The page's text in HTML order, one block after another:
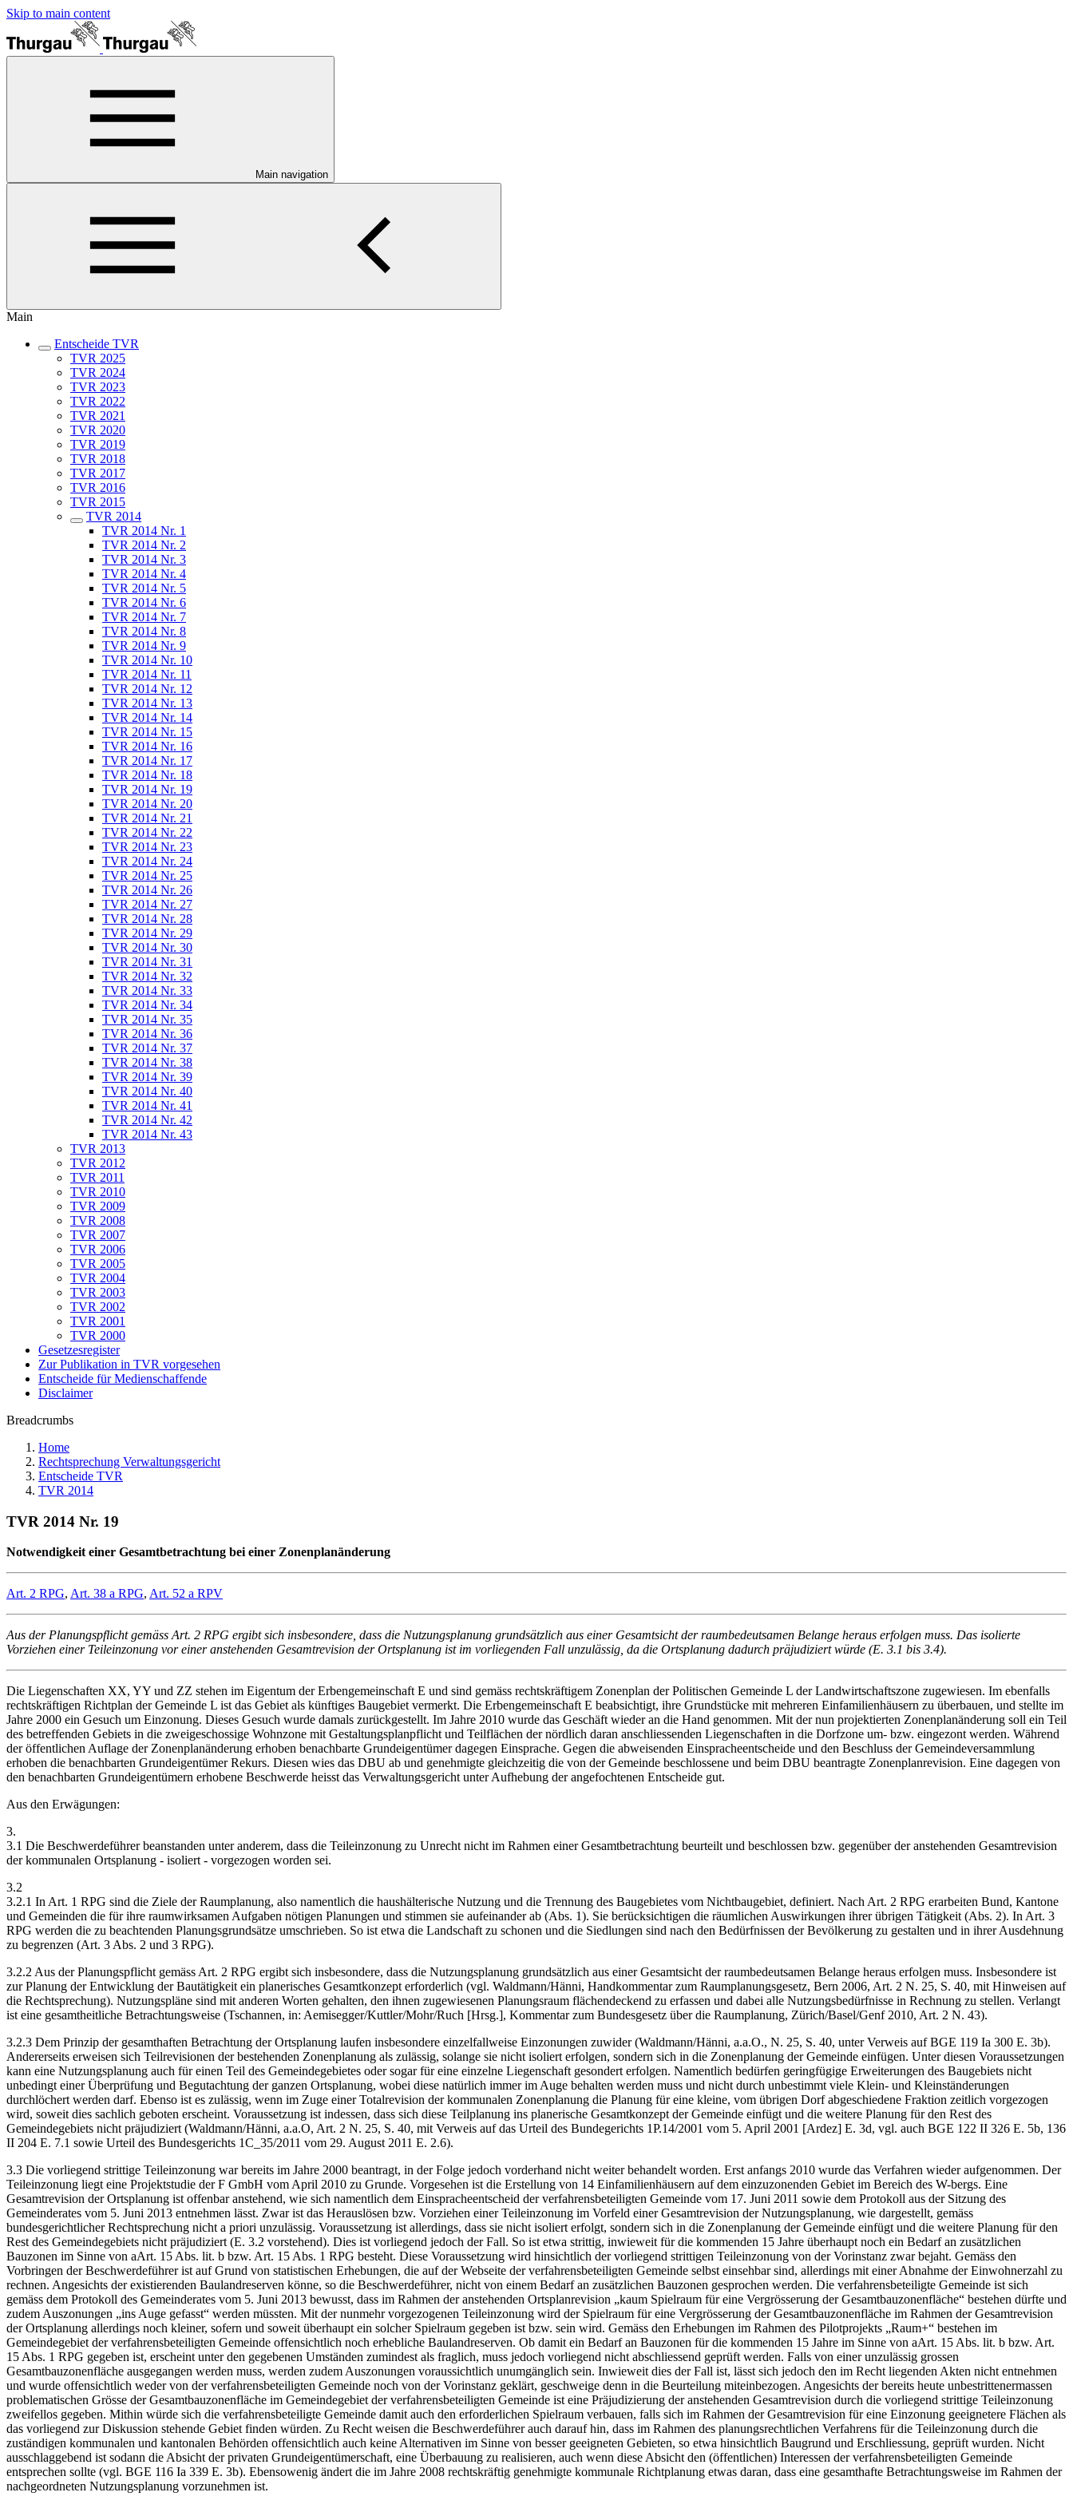
Skip to main content
Main navigation
Main
Entscheide TVR
TVR 2025
TVR 2024
TVR 2023
TVR 2022
TVR 2021
TVR 2020
TVR 2019
TVR 2018
TVR 2017
TVR 2016
TVR 2015
TVR 2014
TVR 2014 Nr. 1
TVR 2014 Nr. 2
TVR 2014 Nr. 3
TVR 2014 Nr. 4
TVR 2014 Nr. 5
TVR 2014 Nr. 6
TVR 2014 Nr. 7
TVR 2014 Nr. 8
TVR 2014 Nr. 9
TVR 2014 Nr. 10
TVR 2014 Nr. 11
TVR 2014 Nr. 12
TVR 2014 Nr. 13
TVR 2014 Nr. 14
TVR 2014 Nr. 15
TVR 2014 Nr. 16
TVR 2014 Nr. 17
TVR 2014 Nr. 18
TVR 2014 Nr. 19
TVR 2014 Nr. 20
TVR 2014 Nr. 21
TVR 2014 Nr. 22
TVR 2014 Nr. 23
TVR 2014 Nr. 24
TVR 2014 Nr. 25
TVR 2014 Nr. 26
TVR 2014 Nr. 27
TVR 2014 Nr. 28
TVR 2014 Nr. 29
TVR 2014 Nr. 30
TVR 2014 Nr. 31
TVR 2014 Nr. 32
TVR 2014 Nr. 33
TVR 2014 Nr. 34
TVR 2014 Nr. 35
TVR 2014 Nr. 36
TVR 2014 Nr. 37
TVR 2014 Nr. 38
TVR 2014 Nr. 39
TVR 2014 Nr. 40
TVR 2014 Nr. 41
TVR 2014 Nr. 42
TVR 2014 Nr. 43
TVR 2013
TVR 2012
TVR 2011
TVR 2010
TVR 2009
TVR 2008
TVR 2007
TVR 2006
TVR 2005
TVR 2004
TVR 2003
TVR 2002
TVR 2001
TVR 2000
Gesetzesregister
Zur Publikation in TVR vorgesehen
Entscheide für Medienschaffende
Disclaimer
Breadcrumbs
Home
Rechtsprechung Verwaltungsgericht
Entscheide TVR
TVR 2014
TVR 2014 Nr. 19
Notwendigkeit einer Gesamtbetrachtung bei einer Zonenplanänderung
Art. 2 RPG, Art. 38 a RPG, Art. 52 a RPV
Aus der Planungspflicht gemäss Art. 2 RPG ergibt sich insbesondere, dass die Nutzungsplanung grundsätzlich aus einer Gesamtsicht der raumbedeutsamen Belange heraus erfolgen muss. Das isolierte
Vorziehen einer Teileinzonung vor einer anstehenden Gesamtrevision der Ortsplanung ist im vorliegenden Fall unzulässig, da die Ortsplanung dadurch präjudiziert würde (E. 3.1 bis 3.4).
Die Liegenschaften XX, YY und ZZ stehen im Eigentum der Erbengemeinschaft E und sind gemäss rechtskräftigem Zonenplan der Politischen Gemeinde L der Landwirtschaftszone zugewiesen. Im ebenfalls
rechtskräftigen Richtplan der Gemeinde L ist das Gebiet als künftiges Baugebiet vermerkt. Die Erbengemeinschaft E beabsichtigt, ihre Grundstücke mit mehreren Einfamilienhäusern zu überbauen, und stellte im
Jahre 2000 ein Gesuch um Einzonung. Dieses Gesuch wurde damals zurückgestellt. Im Jahre 2010 wurde das Geschäft wieder an die Hand genommen. Mit der nun projektierten Zonenplanänderung soll ein Teil
des betreffenden Gebiets in die zweigeschossige Wohnzone mit Gestaltungsplanpflicht und Teilflächen der nördlich daran anschliessenden Liegenschaften in die Dorfzone um- bzw. eingezont werden. Während
der öffentlichen Auflage der Zonenplanänderung erhoben benachbarte Grundeigentümer dagegen Einsprache. Gegen die abweisenden Einspracheentscheide und den Beschluss der Gemeindeversammlung
erhoben die benachbarten Grundeigentümer Rekurs. Diesen wies das DBU ab und genehmigte gleichzeitig die von der Gemeinde beschlossene und beim DBU beantragte Zonenplanrevision. Eine dagegen von
den benachbarten Grundeigentümern erhobene Beschwerde heisst das Verwaltungsgericht unter Aufhebung der angefochtenen Entscheide gut.
Aus den Erwägungen:
3.
3.1 Die Beschwerdeführer beanstanden unter anderem, dass die Teileinzonung zu Unrecht nicht im Rahmen einer Gesamtbetrachtung beurteilt und beschlossen bzw. gegenüber der anstehenden Gesamtrevision
der kommunalen Ortsplanung - isoliert - vorgezogen worden sei.
3.2
3.2.1 In Art. 1 RPG sind die Ziele der Raumplanung, also namentlich die haushälterische Nutzung und die Trennung des Baugebietes vom Nichtbaugebiet, definiert. Nach Art. 2 RPG erarbeiten Bund, Kantone
und Gemeinden die für ihre raumwirksamen Aufgaben nötigen Planungen und stimmen sie aufeinander ab (Abs. 1). Sie berücksichtigen die räumlichen Auswirkungen ihrer übrigen Tätigkeit (Abs. 2). In Art. 3
RPG werden die zu beachtenden Planungsgrundsätze umschrieben. So ist etwa die Landschaft zu schonen und die Siedlungen sind nach den Bedürfnissen der Bevölkerung zu gestalten und in ihrer Ausdehnung
zu begrenzen (Art. 3 Abs. 2 und 3 RPG).
3.2.2 Aus der Planungspflicht gemäss Art. 2 RPG ergibt sich insbesondere, dass die Nutzungsplanung grundsätzlich aus einer Gesamtsicht der raumbedeutsamen Belange heraus erfolgen muss. Insbesondere ist
zur Planung der Entwicklung der Bautätigkeit ein planerisches Gesamtkonzept erforderlich (vgl. Waldmann/Hänni, Handkommentar zum Raumplanungsgesetz, Bern 2006, Art. 2 N. 25, S. 40, mit Hinweisen auf
die Rechtsprechung). Nutzungspläne sind mit anderen Worten gehalten, den ihnen zugewiesenen Planungsraum flächendeckend zu erfassen und dabei alle Nutzungsbedürfnisse in Rechnung zu stellen. Verlangt
ist eine gesamtheitliche Betrachtungsweise (Tschannen, in: Aemisegger/Kuttler/Mohr/Ruch [Hrsg.], Kommentar zum Bundesgesetz über die Raumplanung, Zürich/Basel/Genf 2010, Art. 2 N. 43).
3.2.3 Dem Prinzip der gesamthaften Betrachtung der Ortsplanung laufen insbesondere einzelfallweise Einzonungen zuwider (Waldmann/Hänni, a.a.O., N. 25, S. 40, unter Verweis auf BGE 119 Ia 300 E. 3b).
Andererseits erweisen sich Teilrevisionen der bestehenden Zonenplanung als zulässig, solange sie nicht isoliert erfolgen, sondern sich in die Zonenplanung der Gemeinde einfügen. Unter diesen Voraussetzungen
kann eine Nutzungsplanung auch für einen Teil des Gemeindegebietes oder sogar für eine einzelne Liegenschaft gesondert erfolgen. Namentlich bedürfen geringfügige Erweiterungen des Baugebiets nicht
unbedingt einer Überprüfung und Begutachtung der ganzen Ortsplanung, wobei diese natürlich immer im Auge behalten werden muss und nicht durch unbestimmt viele Klein- und Kleinständerungen
durchlöchert werden darf. Ebenso ist es zulässig, wenn im Zuge einer Totalrevision der kommunalen Zonenplanung die Planung für eine kleine, vom übrigen Dorf abgeschiedene Fraktion zeitlich vorgezogen
wird, soweit dies sachlich geboten erscheint. Voraussetzung ist indessen, dass sich diese Teilplanung ins planerische Gesamtkonzept der Gemeinde einfügt und die weitere Planung für den Rest des
Gemeindegebiets nicht präjudiziert (Waldmann/Hänni, a.a.O, Art. 2 N. 25, S. 40, mit Verweis auf das Urteil des Bundegerichts 1P.14/2001 vom 5. April 2001 [Ardez] E. 3d, vgl. auch BGE 122 II 326 E. 5b, 136
II 204 E. 7.1 sowie Urteil des Bundesgerichts 1C_35/2011 vom 29. August 2011 E. 2.6).
3.3 Die vorliegend strittige Teileinzonung war bereits im Jahre 2000 beantragt, in der Folge jedoch vorderhand nicht weiter behandelt worden. Erst anfangs 2010 wurde das Verfahren wieder aufgenommen. Der
Teileinzonung liegt eine Projektstudie der F GmbH vom April 2010 zu Grunde. Vorgesehen ist die Erstellung von 14 Einfamilienhäusern auf dem einzuzonenden Gebiet im Bereich des W-bergs. Eine
Gesamtrevision der Ortsplanung ist offenbar anstehend, wie sich namentlich dem Einspracheentscheid der verfahrensbeteiligten Gemeinde vom 17. Juni 2011 sowie dem Protokoll aus der Sitzung des
Gemeinderates vom 5. Juni 2013 entnehmen lässt. Zwar ist das Herauslösen bzw. Vorziehen einer Teileinzonung im Vorfeld einer Gesamtrevision der Nutzungsplanung, wie dargestellt, gemäss
bundesgerichtlicher Rechtsprechung nicht a priori unzulässig. Voraussetzung ist allerdings, dass sie nicht isoliert erfolgt, sondern sich in die Zonenplanung der Gemeinde einfügt und die weitere Planung für den
Rest des Gemeindegebiets nicht präjudiziert (E. 3.2 vorstehend). Dies ist vorliegend jedoch der Fall. So ist etwa strittig, inwieweit für die kommenden 15 Jahre überhaupt noch ein Bedarf an zusätzlichen
Bauzonen im Sinne von aArt. 15 Abs. lit. b bzw. Art. 15 Abs. 1 RPG besteht. Diese Voraussetzung wird hinsichtlich der vorliegend strittigen Teileinzonung von der Vorinstanz zwar bejaht. Gemäss den
Vorbringen der Beschwerdeführer ist auf Grund von statistischen Erhebungen, die auf der Webseite der verfahrensbeteiligten Gemeinde selbst einsehbar sind, allerdings mit einer Abnahme der Einwohnerzahl zu
rechnen. Angesichts der existierenden Baulandreserven könne, so die Beschwerdeführer, nicht von einem Bedarf an zusätzlichen Bauzonen gesprochen werden. Die verfahrensbeteiligte Gemeinde ist sich
gemäss dem Protokoll des Gemeinderates vom 5. Juni 2013 bewusst, dass im Rahmen der anstehenden Ortsplanrevision „kaum Spielraum für eine Vergrösserung der Gesamtbauzonenfläche“ bestehen dürfte und
zudem Auszonungen „ins Auge gefasst“ werden müssten. Mit der nunmehr vorgezogenen Teileinzonung wird der Spielraum für eine Vergrösserung der Gesamtbauzonenfläche im Rahmen der Gesamtrevision
der Ortsplanung allerdings noch kleiner, sofern und soweit überhaupt ein solcher Spielraum gegeben ist bzw. sein wird. Gemäss den Erhebungen im Rahmen des Pilotprojekts „Raum+“ bestehen im
Gemeindegebiet der verfahrensbeteiligten Gemeinde offensichtlich noch erhebliche Baulandreserven. Ob damit ein Bedarf an Bauzonen für die kommenden 15 Jahre im Sinne von aArt. 15 Abs. lit. b bzw. Art.
15 Abs. 1 RPG gegeben ist, erscheint unter den gegebenen Umständen zumindest als fraglich, muss jedoch vorliegend nicht abschliessend geprüft werden. Falls von einer unzulässig grossen
Gesamtbauzonenfläche ausgegangen werden muss, werden zudem Auszonungen voraussichtlich unumgänglich sein. Inwieweit dies der Fall ist, lässt sich jedoch den im Recht liegenden Akten nicht entnehmen
und wurde offensichtlich weder von der verfahrensbeteiligten Gemeinde noch von der Vorinstanz geklärt, geschweige denn in die Beurteilung miteinbezogen. Angesichts der bereits heute unbestrittenermassen
problematischen Grösse der Gesamtbauzonenfläche im Gemeindegebiet der verfahrensbeteiligten Gemeinde ist eine Präjudizierung der anstehenden Gesamtrevision durch die vorliegend strittige Teil­einzonung
zweifellos gegeben. Mithin würde sich die verfahrensbeteiligte Gemeinde damit auch den erforderlichen Spielraum verbauen, falls sich im Rahmen der Gesamtrevision für eine Einzonung geeignetere Flächen als
das vorliegend zur Diskussion stehende Gebiet finden würden. Zu Recht weisen die Beschwerdeführer auch darauf hin, dass im Rahmen des planungsrechtlichen Verfahrens für die Teileinzonung durch die
zuständigen kommunalen und kantonalen Behörden offensichtlich auch keine Alternativen im Sinne von besser geeigneten Gebieten, so etwa hinsichtlich Baugrund und Erschliessung, geprüft wurden. Nicht
ausschlaggebend ist sodann die Absicht der privaten Grundeigentümerschaft, eine Überbauung zu realisieren, auch wenn diese Absicht den (öffentlichen) Interessen der verfahrensbeteiligten Gemeinde
entsprechen sollte (vgl. BGE 116 Ia 339 E. 3b). Ebensowenig ändert die im Jahre 2008 rechtskräftig genehmigte kommunale Richtplanung etwas daran, dass eine gesamthafte Betrachtungsweise im Rahmen der
nachgeordneten Nutzungsplanung vorzunehmen ist.